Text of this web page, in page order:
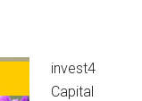
invest4
Capital